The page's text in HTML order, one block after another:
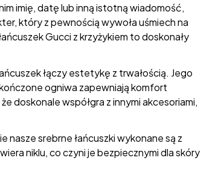
imię, datę lub inną istotną wiadomość,
który z pewnością wywoła uśmiech na
Gucci z krzyżykiem to doskonały
łączy estetykę z trwałością. Jego
ogniwa zapewniają komfort
doskonale współgra z innymi akcesoriami,
srebrne łańcuszki wykonane są z
niklu, co czyni je bezpiecznymi dla skóry